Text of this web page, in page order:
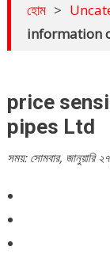
হোম >
information
price
pipes Ltd
সময়: সোমবার, জানুয়ারি